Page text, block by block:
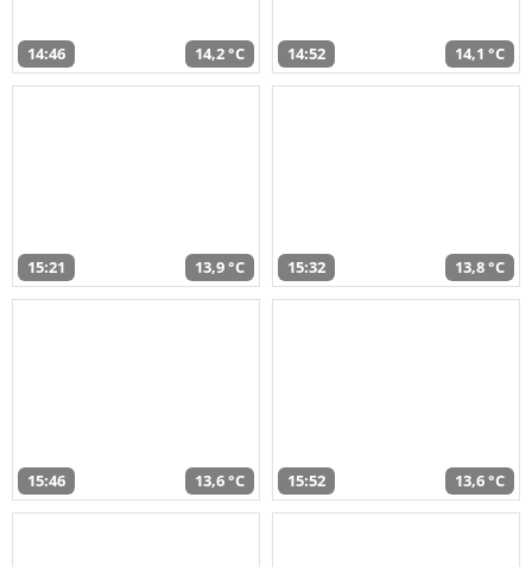
14:46 14,2 °C 14:52 14,1 °C
15:21 13,9 °C 15:32 13,8 °C
15:46 13,6 °C 15:52 13,6 °C